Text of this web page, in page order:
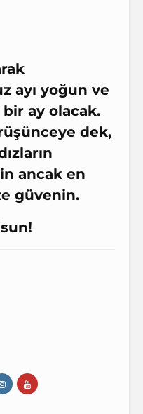
ayı yoğun ve
ay olacak.
dek,
ancak en
güvenin.